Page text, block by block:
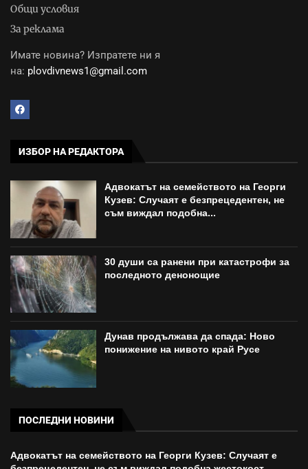
Общи условия
За реклама
Имате новина? Изпратете ни я
на: plovdivnews1@gmail.com
ИЗБОР НА РЕДАКТОРА
Адвокатът на семейството на Георги
Кузев: Случаят е безпрецедентен, не
съм виждал подобна...
30 души са ранени при катастрофи за
последното денонощие
Дунав продължава да спада: Ново
понижение на нивото край Русе
ПОСЛЕДНИ НОВИНИ
Адвокатът на семейството на Георги Кузев: Случаят е